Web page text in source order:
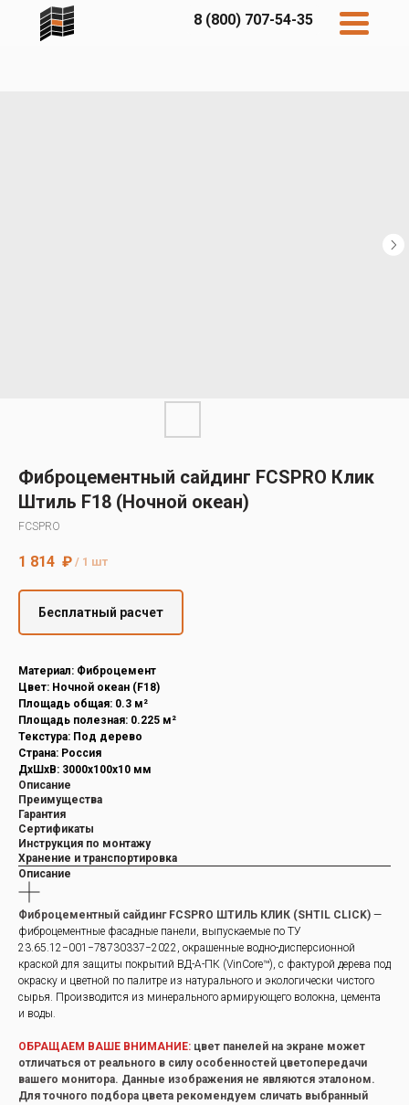
8 (800) 707-54-35
Фиброцементный сайдинг FCSPRO Клик
Штиль F18 (Ночной океан)
FCSPRO
1 814 ₽ / 1 шт
Бесплатный расчет
Материал: Фиброцемент
Цвет: Ночной океан (F18)
Площадь общая: 0.3 м²
Площадь полезная: 0.225 м²
Текстура: Под дерево
Страна: Россия
ДxШxВ: 3000x100x10 мм
Описание
Преимущества
Гарантия
Сертификаты
Инструкция по монтажу
Хранение и транспортировка
Описание
Фиброцементный сайдинг FCSPRO ШТИЛЬ КЛИК (SHTIL CLICK) —
фиброцементные фасадные панели, выпускаемые по ТУ
23.65.12−001−78730337−2022, окрашенные водно-дисперсионной
краской для защиты покрытий ВД-А-ПК (VinCore™), с фактурой дерева под
окраску и цветной по палитре из натурального и экологически чистого
сырья. Производится из минерального армирующего волокна, цемента
и воды.
ОБРАЩАЕМ ВАШЕ ВНИМАНИЕ: цвет панелей на экране может
отличаться от реального в силу особенностей цветопередачи
вашего монитора. Данные изображения не являются эталоном.
Для точного подбора цвета рекомендуем сличать выбранный